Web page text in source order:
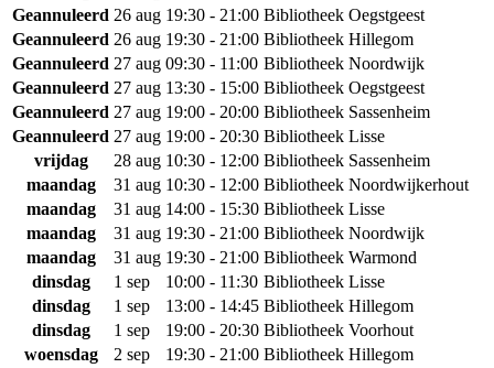
Geannuleerd 26 aug 19:30 - 21:00 Bibliotheek Oegstgeest
Geannuleerd 26 aug 19:30 - 21:00 Bibliotheek Hillegom
Geannuleerd 27 aug 09:30 - 11:00 Bibliotheek Noordwijk
Geannuleerd 27 aug 13:30 - 15:00 Bibliotheek Oegstgeest
Geannuleerd 27 aug 19:00 - 20:00 Bibliotheek Sassenheim
Geannuleerd 27 aug 19:00 - 20:30 Bibliotheek Lisse
vrijdag
28 aug 10:30 - 12:00 Bibliotheek Sassenheim
maandag
31 aug 10:30 - 12:00 Bibliotheek Noordwijkerhout
maandag
31 aug 14:00 - 15:30 Bibliotheek Lisse
maandag
31 aug 19:30 - 21:00 Bibliotheek Noordwijk
maandag
31 aug 19:30 - 21:00 Bibliotheek Warmond
dinsdag
1 sep 10:00 - 11:30 Bibliotheek Lisse
dinsdag
1 sep 13:00 - 14:45 Bibliotheek Hillegom
dinsdag
1 sep 19:00 - 20:30 Bibliotheek Voorhout
woensdag
2 sep 19:30 - 21:00 Bibliotheek Hillegom